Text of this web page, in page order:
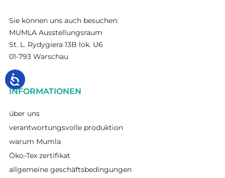
Sie können uns auch besuchen:
MUMLA Ausstellungsraum
St. L. Rydygiera 13B lok. U6
01-793 Warschau
INFORMATIONEN
über uns
verantwortungsvolle produktion
warum Mumla
Öko-Tex zertifikat
allgemeine geschäftsbedingungen